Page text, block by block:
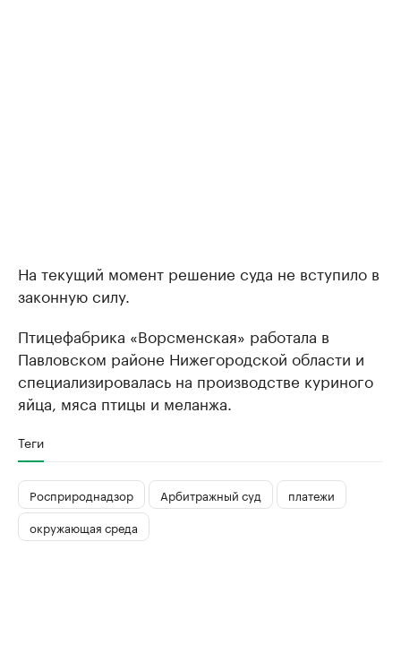
На текущий момент решение суда не вступило в
законную силу.
Птицефабрика «Ворсменская» работала в
Павловском районе Нижегородской области и
специализировалась на производстве куриного
яйца, мяса птицы и меланжа.
Теги
Росприроднадзор Арбитражный суд
платежи
окружающая среда